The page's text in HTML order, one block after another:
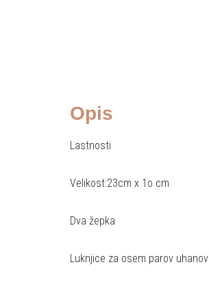
Opis
Lastnosti
Velikost:23cm x 1o cm
Dva žepka
Luknjice za osem parov uhanov